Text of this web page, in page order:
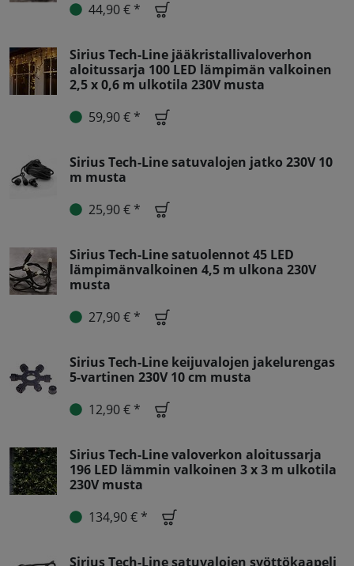
44,90 € *
Sirius Tech-Line jääkristallivaloverhon
aloitussarja 100 LED lämpimän valkoinen
2,5 x 0,6 m ulkotila 230V musta
59,90 € *
Sirius Tech-Line satuvalojen jatko 230V 10
m musta
25,90 € *
Sirius Tech-Line satuolennot 45 LED
lämpimänvalkoinen 4,5 m ulkona 230V
musta
27,90 € *
Sirius Tech-Line keijuvalojen jakelurengas
5-vartinen 230V 10 cm musta
12,90 € *
Sirius Tech-Line valoverkon aloitussarja
196 LED lämmin valkoinen 3 x 3 m ulkotila
230V musta
134,90 € *
Sirius Tech-Line satuvalojen syöttökaapeli